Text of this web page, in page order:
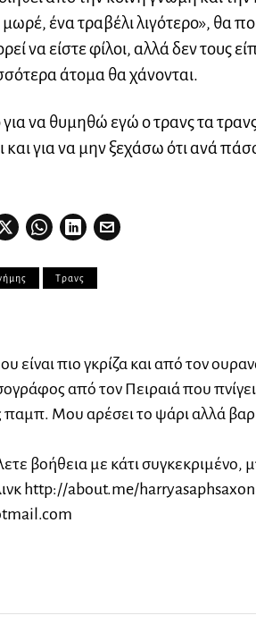
ένα τραβέλι λιγότερο», θα
να είστε φίλοι, αλλά δεν τους
άτομα θα χάνονται.
να θυμηθώ εγώ ο τρανς τα
και για να μην ξεχάσω ότι ανά
Τρανς
είναι πιο γκρίζα και από τον
από τον Πειραιά που
παμπ. Μου αρέσει το ψάρι αλλά
βοήθεια με κάτι συγκεκριμένο,
http://about.me/harryasaphsaxon